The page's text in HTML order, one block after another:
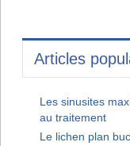
Articles
Les sinusites
au traitement
Le lichen plan